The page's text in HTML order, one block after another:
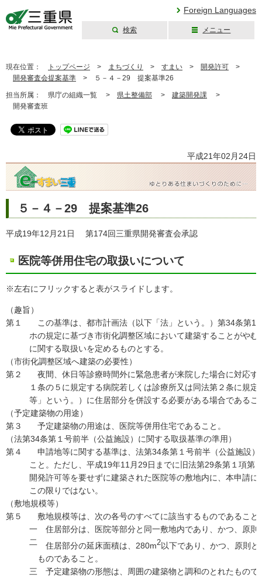
Foreign Languages
検索 メニュー
現在位置： トップページ > まちづくり > すまい > 開発許可 >
開発審査会提案基準 > ５－４－29 提案基準26
担当所属： 県庁の組織一覧 > 県土整備部 > 建築開発課 >
開発審査班
平成21年02月24日
５－４－29 提案基準26
平成19年12月21日 第174回三重県開発審査会承認
医院等併用住宅の取扱いについて
※左右にフリックすると表がスライドします。
（趣旨）
第１
この基準は、都市計画法（以下「法」という。）第34条第
ホの規定に基づき市街化調整区域において建築することがや
に関する取扱いを定めるものとする。
（市街化調整区域へ建築の必要性）
第２
夜間、休日等診療時間外に緊急患者が来院した場合に対応
１条の５に規定する病院若しくは診療所又は同法第２条に規
等」という。）に住居部分を併設する必要がある場合であるこ
（予定建築物の用途）
第３
予定建築物の用途は、医院等併用住宅であること。
（法第34条第１号前半（公益施設）に関する取扱基準の準用）
第４
申請地等に関する基準は、法第34条第１号前半（公益施設
こと。ただし、平成19年11月29日までに旧法第29条第１項第
開発許可等を要せずに建築された医院等の敷地内に、本申請
この限りではない。
（敷地規模等）
第５
敷地規模等は、次の各号のすべてに該当するものであること
一 住居部分は、医院等部分と同一敷地内であり、かつ、原則
二
住居部分の延床面積は、280m2以下であり、かつ、原則
ものであること。
三 予定建築物の形態は、周囲の建築物と調和のとれたもので